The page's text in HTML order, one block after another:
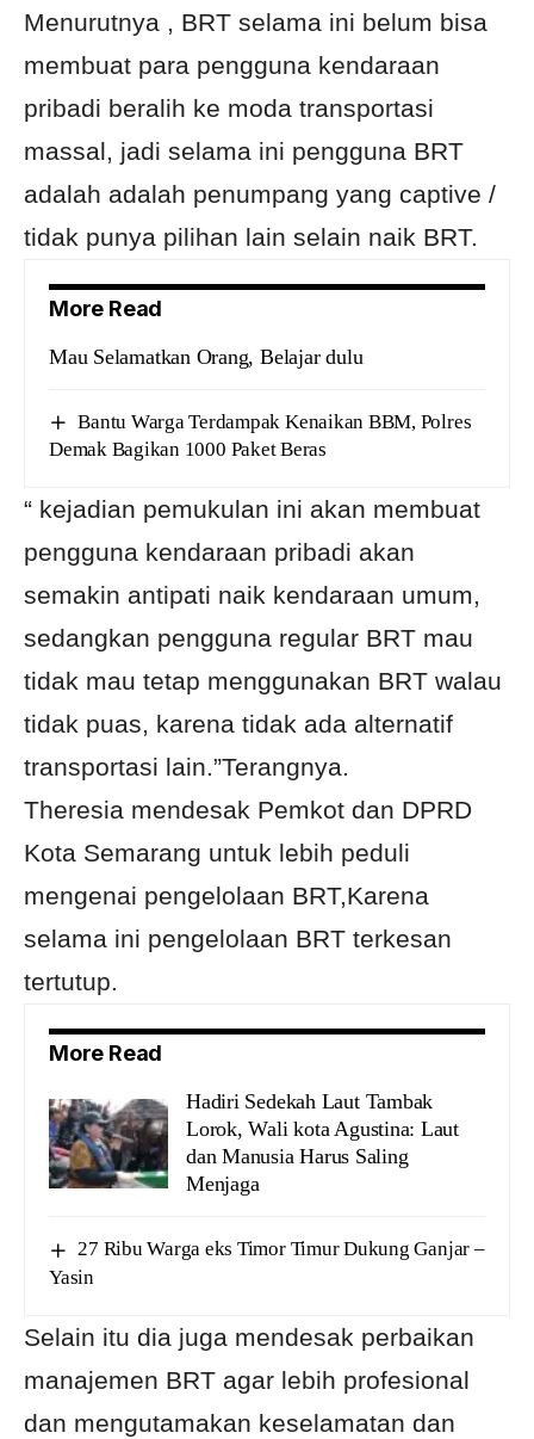
Menurutnya , BRT selama ini belum bisa
membuat para pengguna kendaraan
pribadi beralih ke moda transportasi
massal, jadi selama ini pengguna BRT
adalah adalah penumpang yang captive /
tidak punya pilihan lain selain naik BRT.
More Read
Mau Selamatkan Orang, Belajar dulu
Bantu Warga Terdampak Kenaikan BBM, Polres
Demak Bagikan 1000 Paket Beras
“ kejadian pemukulan ini akan membuat
pengguna kendaraan pribadi akan
semakin antipati naik kendaraan umum,
sedangkan pengguna regular BRT mau
tidak mau tetap menggunakan BRT walau
tidak puas, karena tidak ada alternatif
transportasi lain.”Terangnya.
Theresia mendesak Pemkot dan DPRD
Kota Semarang untuk lebih peduli
mengenai pengelolaan BRT,Karena
selama ini pengelolaan BRT terkesan
tertutup.
More Read
Hadiri Sedekah Laut Tambak
Lorok, Wali kota Agustina: Laut
dan Manusia Harus Saling
Menjaga
27 Ribu Warga eks Timor Timur Dukung Ganjar –
Yasin
Selain itu dia juga mendesak perbaikan
manajemen BRT agar lebih profesional
dan mengutamakan keselamatan dan